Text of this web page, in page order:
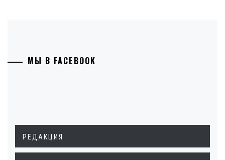
МЫ В FACEBOOK
РЕДАКЦИЯ